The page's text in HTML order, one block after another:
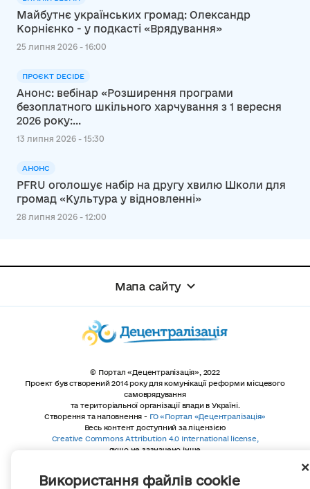
Використання файлів cookie
Майбутнє українських громад: Олександр
Корнієнко - у подкасті «Врядування»
25 липня 2026 - 16:00
ПРОЄКТ DECIDE
Анонс: вебінар «Розширення програми
безоплатного шкільного харчування з 1 вересня
2026 року:...
13 липня 2026 - 15:30
АНОНС
PFRU оголошує набір на другу хвилю Школи для
громад «Культура у відновленні»
28 липня 2026 - 12:00
Мапа сайту
© Портал «Децентралізація», 2022
Проект був створений 2014 року для комунікації реформи місцевого
самоврядування
та територіальної організації влади в Україні.
Створення та наповнення - ГО «Портал «Децентралізація»
Весь контент доступний за ліцензією
Creative Commons Attribution 4.0 International license,
якщо не зазначено інше